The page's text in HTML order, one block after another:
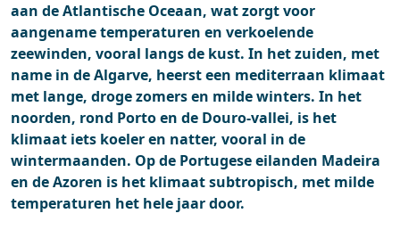
aan de Atlantische Oceaan, wat zorgt voor
aangename temperaturen en verkoelende
zeewinden, vooral langs de kust. In het zuiden, met
name in de Algarve, heerst een mediterraan klimaat
met lange, droge zomers en milde winters. In het
noorden, rond Porto en de Douro-vallei, is het
klimaat iets koeler en natter, vooral in de
wintermaanden. Op de Portugese eilanden Madeira
en de Azoren is het klimaat subtropisch, met milde
temperaturen het hele jaar door.